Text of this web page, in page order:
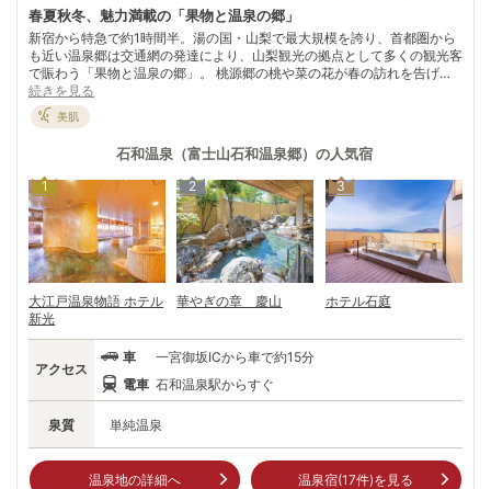
春夏秋冬、魅力満載の「果物と温泉の郷」
新宿から特急で約1時間半。湯の国・山梨で最大規模を誇り、首都圏から
も近い温泉郷は交通網の発達により、山梨観光の拠点として多くの観光客
で賑わう「果物と温泉の郷」。 桃源郷の桃や菜の花が春の訪れを告げ、
近津川沿いの桜並木に春爛漫を喜ぶ。 モモ狩りで夏を感じたら、ブドウ
狩りで秋の味覚に舌鼓。昇仙峡が紅葉で真っ赤に染まると、そろそろ冬の
到来。冬だからこそ心静かに歴史と向き合ってみるのもよい。300年以上
にわたり石和に居を構えた武田家や、鵜飼を伝えた日蓮上人などのゆかり
の地を散策。冷えた体は、武田信玄の陣中食と伝えられる名物“ほうと
う”と温泉で芯から温まろう。石和温泉駅周辺に点在しているワイナリー
巡りも訪れる人を楽しませてくれる。
続きを見る
美肌
石和温泉（富士山石和温泉郷） の人気宿
1
大江戸温泉物語 ホテル
新光
2
華やぎの章 慶山
3
ホテル石庭
泉質 単純温泉
アクセス
車
一宮御坂ICから車で約15分
電車 石和温泉駅からすぐ
温泉地の詳細へ 温泉宿(17件)を見る